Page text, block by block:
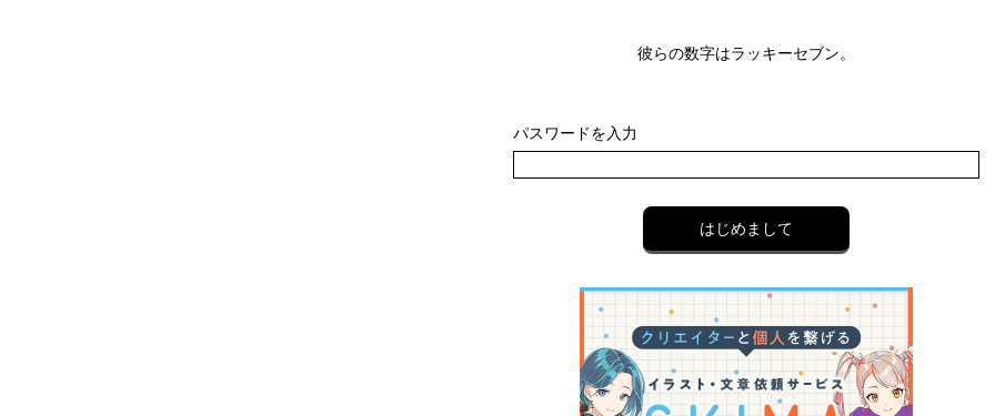
彼らの数字はラッキーセブン。
パスワードを入力
はじめまして